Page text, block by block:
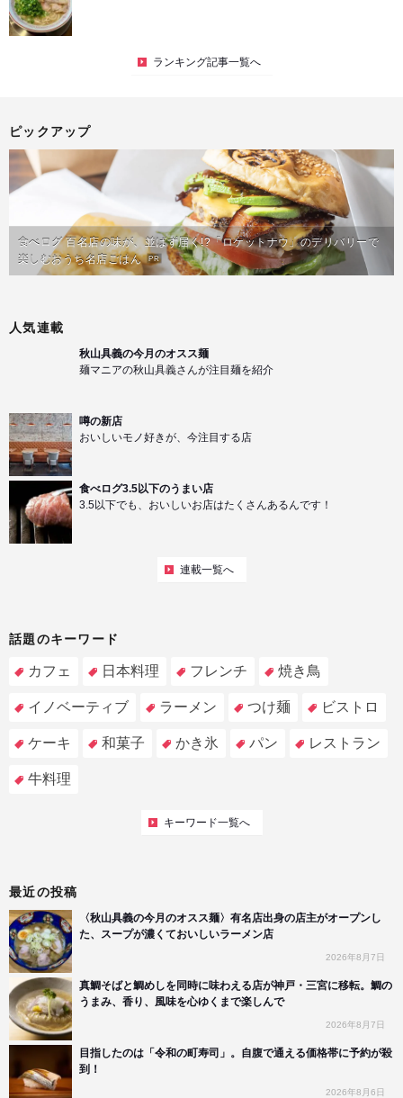
ランキング記事一覧へ
ピックアップ
食べログ 百名店の味が、並ばず届く!?「ロケットナウ」のデリバリーで
楽しむおうち名店ごはん PR
人気連載
秋山具義の今月のオスス麺
麺マニアの秋山具義さんが注目麺を紹介
噂の新店
おいしいモノ好きが、今注目する店
食べログ3.5以下のうまい店
3.5以下でも、おいしいお店はたくさんあるんです！
連載一覧へ
話題のキーワード
カフェ 日本料理 フレンチ 焼き鳥
イノベーティブ ラーメン つけ麺 ビストロ
ケーキ 和菓子 かき氷 パン レストラン
牛料理
キーワード一覧へ
最近の投稿
〈秋山具義の今月のオスス麺〉有名店出身の店主がオープンし
た、スープが濃くておいしいラーメン店
2026年8月7日
真鯛そばと鯛めしを同時に味わえる店が神戸・三宮に移転。鯛の
うまみ、香り、風味を心ゆくまで楽しんで
2026年8月7日
目指したのは「令和の町寿司」。自腹で通える価格帯に予約が殺
到！
2026年8月6日